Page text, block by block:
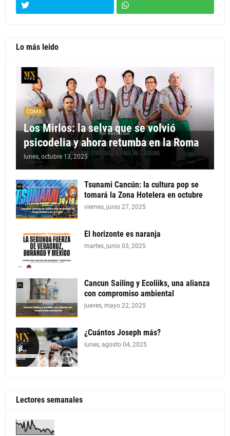
Lo más leido
CDMX
Los Mirlos: la selva que se volvió
psicodelia y ahora retumba en la Roma
lunes, octubre 13, 2025
Tsunami Cancún: la cultura pop se
tomará la Zona Hotelera en octubre
viernes, junio 27, 2025
El horizonte es naranja
martes, junio 03, 2025
Cancun Sailing y Ecoliiks, una alianza
con compromiso ambiental
jueves, mayo 22, 2025
¿Cuántos Joseph más?
lunes, agosto 04, 2025
Lectores semanales